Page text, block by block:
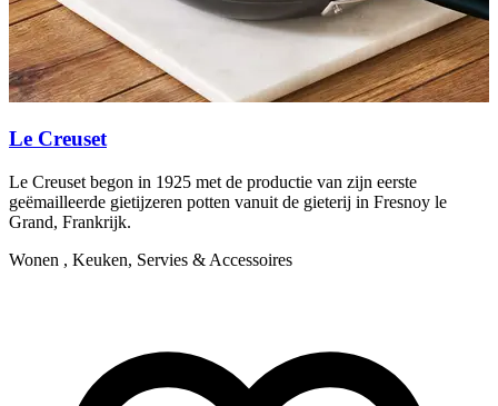
Le Creuset
Le Creuset begon in 1925 met de productie van zijn eerste
geëmailleerde gietijzeren potten vanuit de gieterij in Fresnoy le
Grand, Frankrijk.
Wonen , Keuken, Servies & Accessoires